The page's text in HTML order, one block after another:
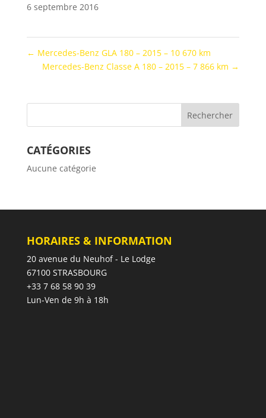
6 septembre 2016
← Mercedes-Benz GLA 180 – 2015 – 10 670 km
Mercedes-Benz Classe A 180 – 2015 – 7 866 km →
CATÉGORIES
Aucune catégorie
HORAIRES & INFORMATION
20 avenue du Neuhof - Le Lodge
67100 STRASBOURG
+33 7 68 58 90 39
Lun-Ven de 9h à 18h